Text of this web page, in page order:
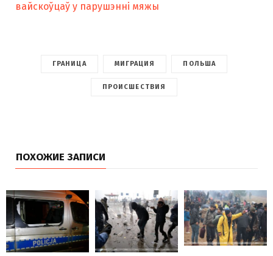
вайскоўцаў у парушэнні мяжы
ГРАНИЦА МИГРАЦИЯ ПОЛЬША
ПРОИСШЕСТВИЯ
ПОХОЖИЕ ЗАПИСИ